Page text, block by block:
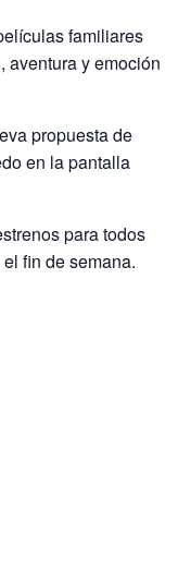
familiares
aventura y emoción
propuesta de
en la pantalla
para todos
fin de semana.